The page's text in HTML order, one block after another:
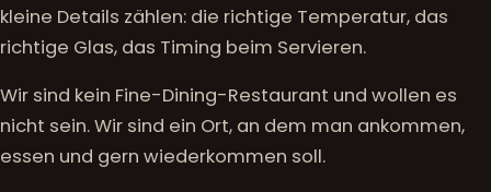
kleine Details zählen: die richtige Temperatur, das
richtige Glas, das Timing beim Servieren.
Wir sind kein Fine-Dining-Restaurant und wollen es
nicht sein. Wir sind ein Ort, an dem man ankommen,
essen und gern wiederkommen soll.